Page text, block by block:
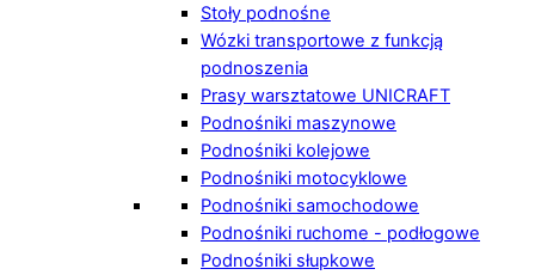
Stoły podnośne
Wózki transportowe z funkcją
podnoszenia
Prasy warsztatowe UNICRAFT
Podnośniki maszynowe
Podnośniki kolejowe
Podnośniki motocyklowe
Podnośniki samochodowe
Podnośniki ruchome - podłogowe
Podnośniki słupkowe